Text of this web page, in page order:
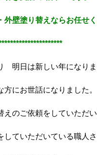
外壁塗り替えならお任せく
明日は新しい年になりま
にお世話になりました。
えのご依頼をしていただい
していただいている職人さ